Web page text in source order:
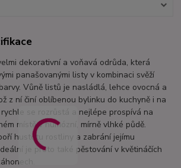
dekorativní a voňavá odrůda, která
panašovanými listy v kombinaci svěží
Vůně listů je nasládlá, lehce ovocná a
z ní činí oblíbenou bylinku do kuchyně i na
se rozrůstá a nejlépe prospívá na
místě v humózní, mírně vlhké půdě.
hustotu rostliny a zabrání jejímu
je proto také pěstování v květináčích